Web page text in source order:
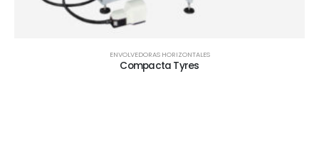
ENVOLVEDORAS HORIZONTALES
Compacta Tyres